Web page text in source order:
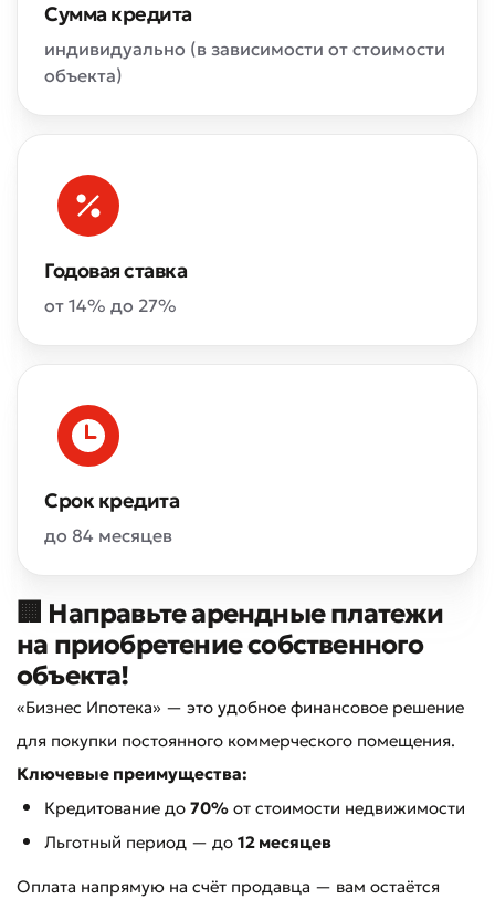
Сумма кредита
индивидуально (в зависимости от стоимости
объекта)
Годовая ставка
от 14% до 27%
Срок кредита
до 84 месяцев
🏢 Направьте арендные платежи
на приобретение собственного
объекта!
«Бизнес Ипотека» — это удобное финансовое решение
для покупки постоянного коммерческого помещения.
Ключевые преимущества:
Кредитование до 70% от стоимости недвижимости
Льготный период — до 12 месяцев
Оплата напрямую на счёт продавца — вам остаётся